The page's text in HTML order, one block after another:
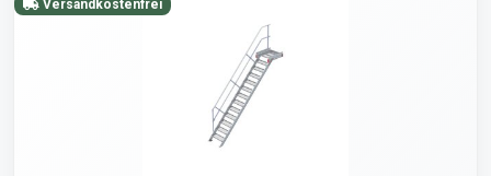
Versandkostenfrei